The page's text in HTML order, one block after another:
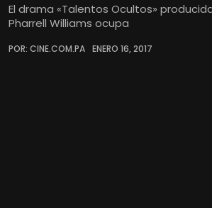
El drama «Talentos Ocultos»
Pharrell Williams ocupa
POR: CINE.COM.PA ENERO 16, 2017